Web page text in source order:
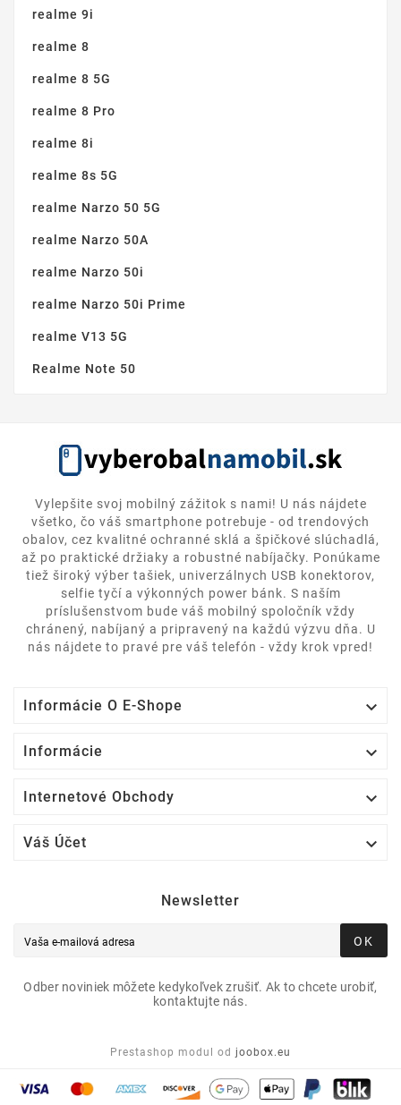
realme 9i
realme 8
realme 8 5G
realme 8 Pro
realme 8i
realme 8s 5G
realme Narzo 50 5G
realme Narzo 50A
realme Narzo 50i
realme Narzo 50i Prime
realme V13 5G
Realme Note 50
Vylepšite svoj mobilný zážitok s nami! U nás nájdete
všetko, čo váš smartphone potrebuje - od trendových
obalov, cez kvalitné ochranné sklá a špičkové slúchadlá,
až po praktické držiaky a robustné nabíjačky. Ponúkame
tiež široký výber tašiek, univerzálnych USB konektorov,
selfie tyčí a výkonných power bánk. S naším
príslušenstvom bude váš mobilný spoločník vždy
chránený, nabíjaný a pripravený na každú výzvu dňa. U
nás nájdete to pravé pre váš telefón - vždy krok vpred!
Informácie O E-Shope 
Informácie 
Internetové Obchody 
Váš Účet 
Newsletter
OK
Odber noviniek môžete kedykoľvek zrušiť. Ak to chcete urobiť,
kontaktujte nás.
Prestashop modul od joobox.eu